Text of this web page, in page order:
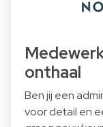
onthaal
Ben jij een
voor detail en